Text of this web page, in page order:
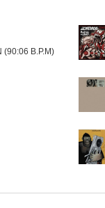
(90:06 B.P.M)